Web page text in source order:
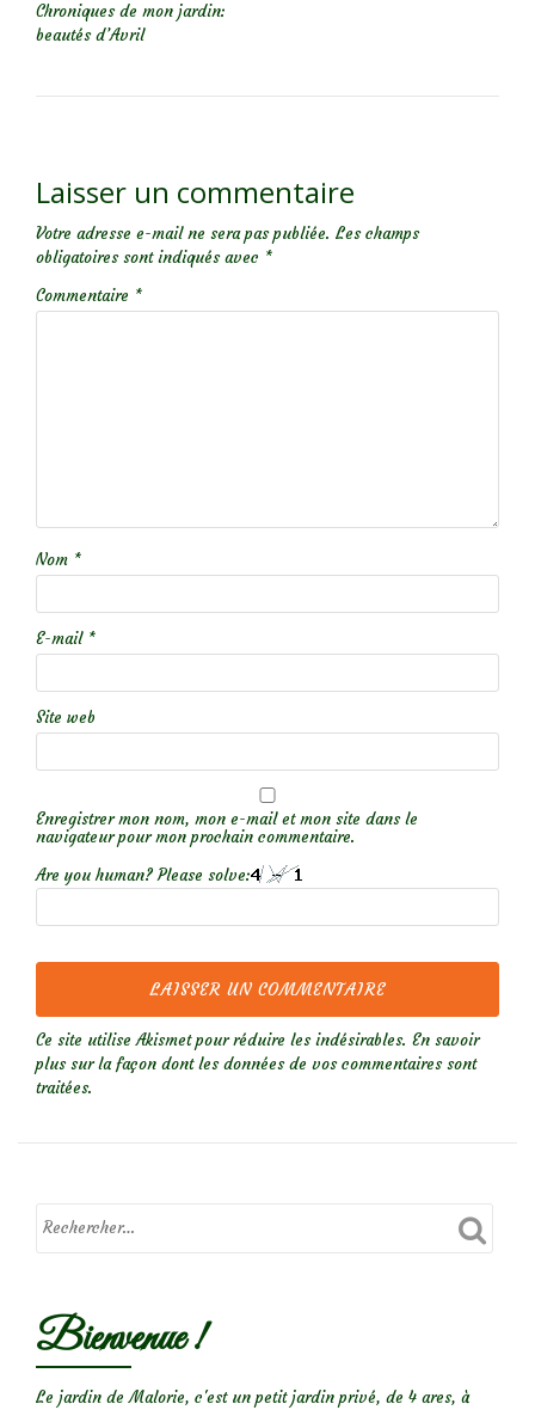
Chroniques de mon jardin:
beautés d’Avril
Laisser un commentaire
Votre adresse e-mail ne sera pas publiée. Les champs
obligatoires sont indiqués avec *
Commentaire *
Nom *
E-mail *
Site web
Enregistrer mon nom, mon e-mail et mon site dans le
navigateur pour mon prochain commentaire.
Are you human? Please solve:
Ce site utilise Akismet pour réduire les indésirables. En savoir
plus sur la façon dont les données de vos commentaires sont
traitées.
Bienvenue !
Le jardin de Malorie, c'est un petit jardin privé, de 4 ares, à